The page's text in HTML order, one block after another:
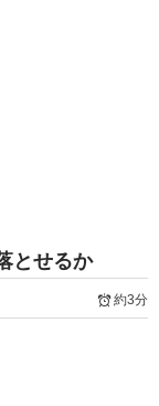
とせるか
約3分